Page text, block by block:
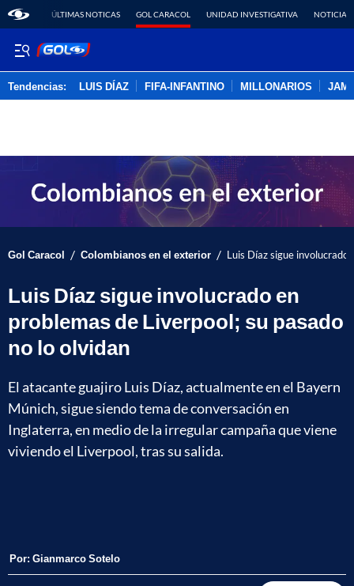
ÚLTIMAS NOTICAS GOL CARACOL UNIDAD INVESTIGATIVA NOTICIAS
Tendencias: LUIS DÍAZ FIFA-INFANTINO MILLONARIOS
Gol Caracol / Colombianos en el exterior / Luis Díaz sigue involucrado
Luis Díaz sigue involucrado en
problemas de Liverpool; su pasado
no lo olvidan
El atacante guajiro Luis Díaz, actualmente en el Bayern
Múnich, sigue siendo tema de conversación en
Inglaterra, en medio de la irregular campaña que viene
viviendo el Liverpool, tras su salida.
Por: Gianmarco Sotelo